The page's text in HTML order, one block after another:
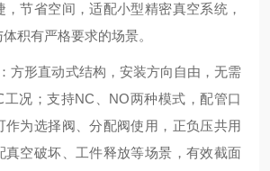
节省空间，适配小型精密真空系统，
积有严格要求的场景。
：方形直动式结构，安装方向自由，无需
况；支持NC、NO两种模式，配管口
作为选择阀、分配阀使用，正负压共用
真空破坏、工件释放等场景，有效截面